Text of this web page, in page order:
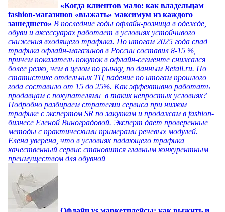
«Когда клиентов мало: как владельцам
fashion-магазинов «выжать» максимум из каждого
зашедшего» В последние годы офлайн-розница в одежде,
обуви и аксессуарах работает в условиях устойчивого
снижения входящего трафика. По итогам 2025 года спад
трафика офлайн-магазинов в России составил 8-15 %,
причем показатель покупок в офлайн-сегменте снижался
более резко, чем в целом по рынку, по данным Retail.ru. По
статистике отдельных ТЦ падение по итогам прошлого
года составило от 15 до 25%. Как эффективно работать
продавцам с покупателями в таких непростых условиях?
Подробно разбираем стратегии сервиса при низком
трафике с экспертом SR по закупкам и продажам в fashion-
бизнесе Еленой Виноградовой. Эксперт дает проверенные
методы с практическими примерами речевых модулей.
Елена уверена, что в условиях падающего трафика
качественный сервис становится главным конкурентным
преимуществом для обувной